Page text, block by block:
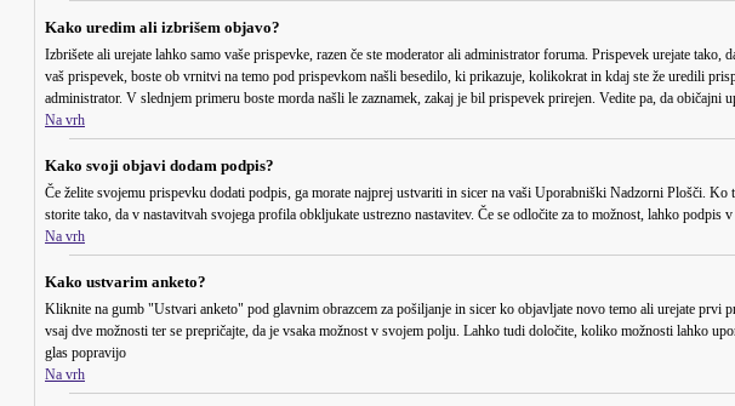
Kako uredim ali izbrišem objavo?
Izbrišete ali urejate lahko samo vaše prispevke, razen če ste moderator ali administrator foruma. Prispevek urejate
vaš prispevek, boste ob vrnitvi na temo pod prispevkom našli besedilo, ki prikazuje, kolikokrat in kdaj ste že uredili
administrator. V slednjem primeru boste morda našli le zaznamek, zakaj je bil prispevek prirejen. Vedite pa, da
Na vrh
Kako svoji objavi dodam podpis?
Če želite svojemu prispevku dodati podpis, ga morate najprej ustvariti in sicer na vaši Uporabniški Nadzorni Plošči.
storite tako, da v nastavitvah svojega profila obkljukate ustrezno nastavitev. Če se odločite za to možnost, lahko
Na vrh
Kako ustvarim anketo?
Kliknite na gumb "Ustvari anketo" pod glavnim obrazcem za pošiljanje in sicer ko objavljate novo temo ali urejate prvi
vsaj dve možnosti ter se prepričajte, da je vsaka možnost v svojem polju. Lahko tudi določite, koliko možnosti lahko
glas popravijo
Na vrh